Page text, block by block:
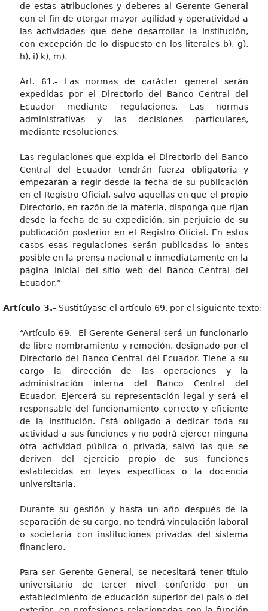
de estas atribuciones y deberes al Gerente General
con el fin de otorgar mayor agilidad y operatividad a
las actividades que debe desarrollar la Institución,
con excepción de lo dispuesto en los literales b), g),
h), i) k), m).
Art. 61.- Las normas de carácter general serán
expedidas por el Directorio del Banco Central del
Ecuador mediante regulaciones. Las normas
administrativas y las decisiones particulares,
mediante resoluciones.
Las regulaciones que expida el Directorio del Banco
Central del Ecuador tendrán fuerza obligatoria y
empezarán a regir desde la fecha de su publicación
en el Registro Oficial, salvo aquellas en que el propio
Directorio, en razón de la materia, disponga que rijan
desde la fecha de su expedición, sin perjuicio de su
publicación posterior en el Registro Oficial. En estos
casos esas regulaciones serán publicadas lo antes
posible en la prensa nacional e inmediatamente en la
página inicial del sitio web del Banco Central del
Ecuador.”
Artículo 3.- Sustitúyase el artículo 69, por el siguiente texto:
“Artículo 69.- El Gerente General será un funcionario
de libre nombramiento y remoción, designado por el
Directorio del Banco Central del Ecuador. Tiene a su
cargo la dirección de las operaciones y la
administración interna del Banco Central del
Ecuador. Ejercerá su representación legal y será el
responsable del funcionamiento correcto y eficiente
de la Institución. Está obligado a dedicar toda su
actividad a sus funciones y no podrá ejercer ninguna
otra actividad pública o privada, salvo las que se
deriven del ejercicio propio de sus funciones
establecidas en leyes específicas o la docencia
universitaria.
Durante su gestión y hasta un año después de la
separación de su cargo, no tendrá vinculación laboral
o societaria con instituciones privadas del sistema
financiero.
Para ser Gerente General, se necesitará tener título
universitario de tercer nivel conferido por un
establecimiento de educación superior del país o del